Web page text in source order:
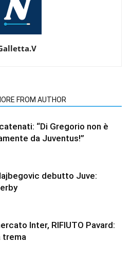
FROM AUTHOR
“Di Gregorio non è
da Juventus!”
debutto Juve:
Inter, RIFIUTO Pavard:
trema